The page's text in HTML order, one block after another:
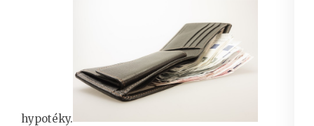
hypotéky.